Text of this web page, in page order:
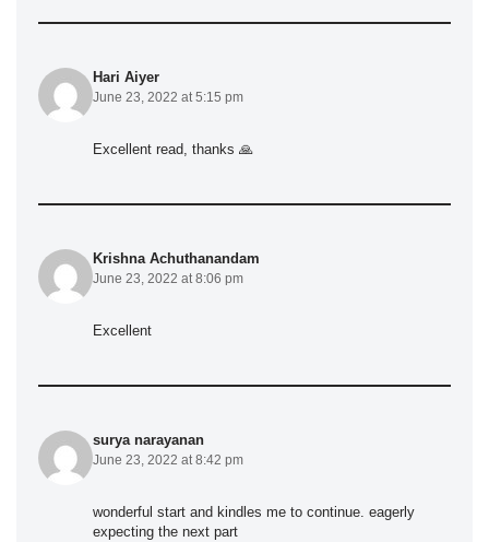
Hari Aiyer
June 23, 2022 at 5:15 pm
Excellent read, thanks 🙏
Krishna Achuthanandam
June 23, 2022 at 8:06 pm
Excellent
surya narayanan
June 23, 2022 at 8:42 pm
wonderful start and kindles me to continue. eagerly
expecting the next part